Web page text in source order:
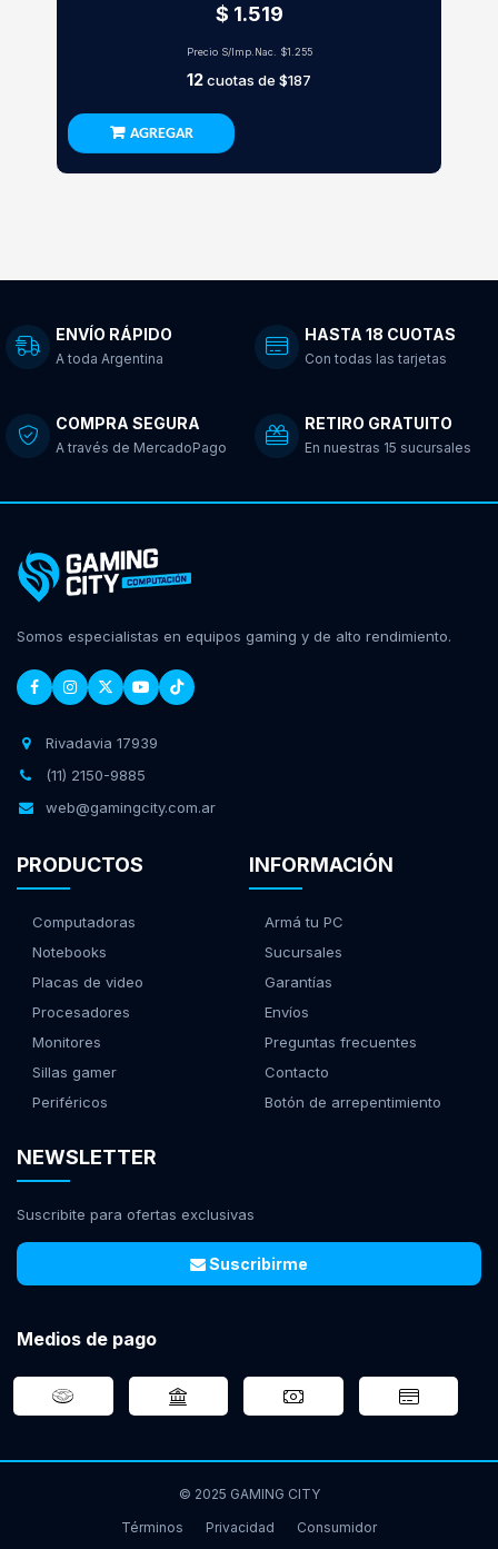
$ 1.519
Precio S/Imp.Nac. $1.255
12cuotas de $187
AGREGAR
ENVÍO RÁPIDO
A toda Argentina
HASTA 18 CUOTAS
Con todas las tarjetas
COMPRA SEGURA
A través de MercadoPago
RETIRO GRATUITO
En nuestras 15 sucursales
Somos especialistas en equipos gaming y de alto rendimiento.
Rivadavia 17939
(11) 2150-9885
web@gamingcity.com.ar
PRODUCTOS
Computadoras
Notebooks
Placas de video
Procesadores
Monitores
Sillas gamer
Periféricos
INFORMACIÓN
Armá tu PC
Sucursales
Garantías
Envíos
Preguntas frecuentes
Contacto
Botón de arrepentimiento
NEWSLETTER
Suscribite para ofertas exclusivas
Suscribirme
Medios de pago
© 2025 GAMING CITY
Términos
Privacidad Consumidor